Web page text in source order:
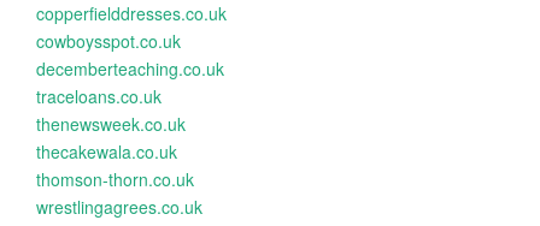
copperfielddresses.co.uk
cowboysspot.co.uk
decemberteaching.co.uk
traceloans.co.uk
thenewsweek.co.uk
thecakewala.co.uk
thomson-thorn.co.uk
wrestlingagrees.co.uk